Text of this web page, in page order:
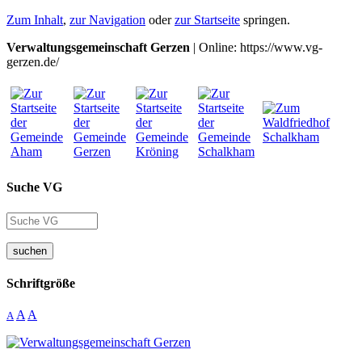
Zum Inhalt, zur Navigation oderzur Startseite springen.
Verwaltungsgemeinschaft Gerzen | Online: https://www.vg-
gerzen.de/
Suche VG
suchen
Schriftgröße
A A A